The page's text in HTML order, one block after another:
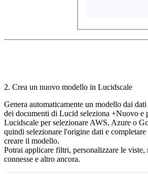
2. Crea un nuovo modello in Lucidscale
Genera automaticamente un modello dai
dei documenti di Lucid seleziona +Nuovo e
Lucidscale per selezionare AWS, Azure o
quindi selezionare l'origine dati e
creare il modello.
Potrai applicare filtri, personalizzare le viste,
connesse e altro ancora.